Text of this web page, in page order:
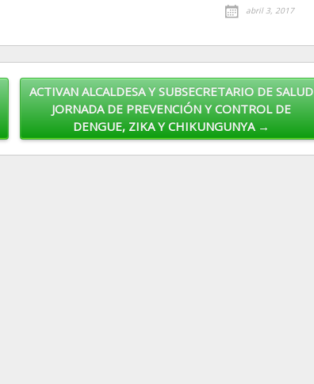
abril 3, 2017
ACTIVAN ALCALDESA Y SUBSECRETARIO DE SALUD
JORNADA DE PREVENCIÓN Y CONTROL DE
DENGUE, ZIKA Y CHIKUNGUNYA →